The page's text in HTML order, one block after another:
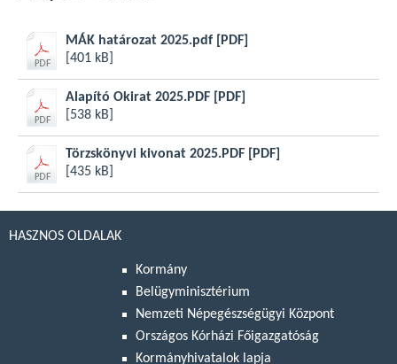
MÁK határozat 2025.pdf
[PDF]
[401 kB]
Alapító Okirat 2025.PDF
[PDF]
[538 kB]
Törzskönyvi kivonat 2025.PDF
[PDF]
[435 kB]
HASZNOS OLDALAK
Kormány
Belügyminisztérium
Nemzeti Népegészségügyi Központ
Országos Kórházi Főigazgatóság
Kormányhivatalok lapja